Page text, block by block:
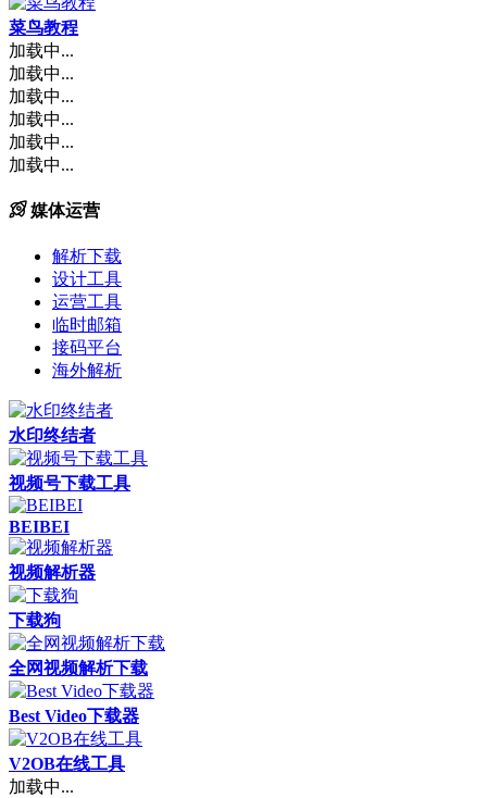
菜鸟教程
加载中...
加载中...
加载中...
加载中...
加载中...
加载中...
媒体运营
解析下载
设计工具
运营工具
临时邮箱
接码平台
海外解析
水印终结者
视频号下载工具
BEIBEI
视频解析器
下载狗
全网视频解析下载
Best Video下载器
V2OB在线工具
加载中...